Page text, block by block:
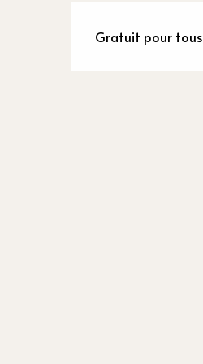
Gratuit pour tous